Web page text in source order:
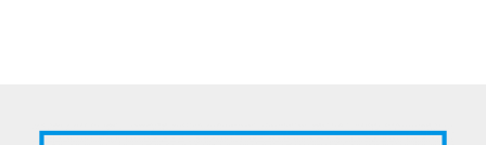
Footer